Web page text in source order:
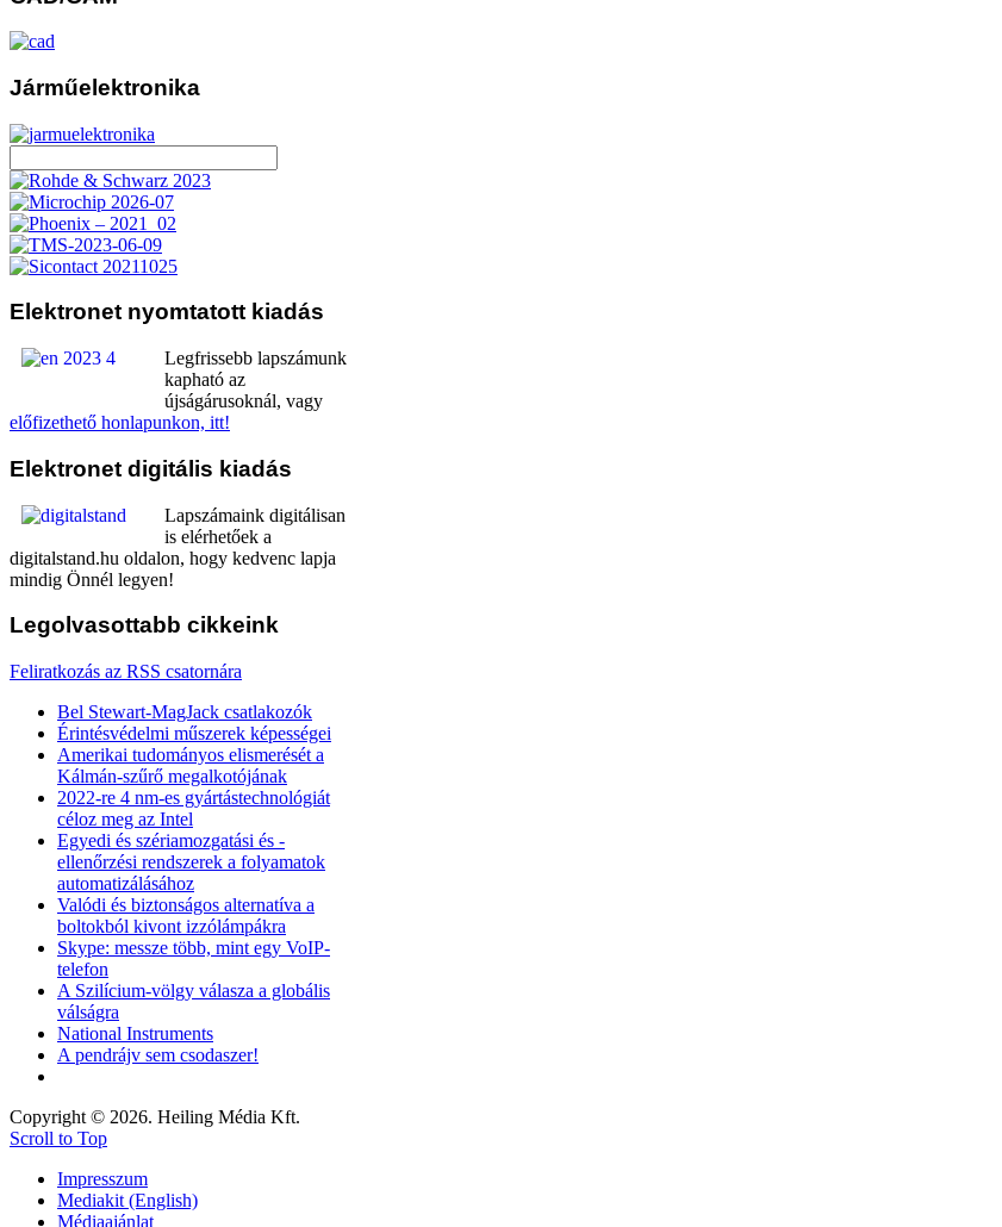
Járműelektronika
Elektronet nyomtatott kiadás
Legfrissebb lapszámunk
kapható az
újságárusoknál, vagy
előfizethető honlapunkon, itt!
Elektronet digitális kiadás
Lapszámaink digitálisan
is elérhetőek a
digitalstand.hu oldalon, hogy kedvenc lapja
mindig Önnél legyen!
Legolvasottabb cikkeink
Feliratkozás az RSS csatornára
Bel Stewart-MagJack csatlakozók
Érintésvédelmi műszerek képességei
Amerikai tudományos elismerését a
Kálmán-szűrő megalkotójának
2022-re 4 nm-es gyártástechnológiát
céloz meg az Intel
Egyedi és szériamozgatási és -
ellenőrzési rendszerek a folyamatok
automatizálásához
Valódi és biztonságos alternatíva a
boltokból kivont izzólámpákra
Skype: messze több, mint egy VoIP-
telefon
A Szilícium-völgy válasza a globális
válságra
National Instruments
A pendrájv sem csodaszer!
Copyright © 2026. Heiling Média Kft.
Scroll to Top
Impresszum
Mediakit (English)
Médiaajánlat